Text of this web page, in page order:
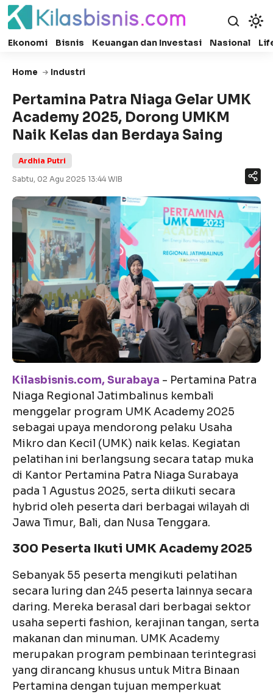
Ekonomi Bisnis Keuangan dan Investasi Nasional
Home Industri
Pertamina Patra Niaga Gelar UMK
Academy 2025, Dorong UMKM
Naik Kelas dan Berdaya Saing
Ardhia Putri
Sabtu, 02 Agu 2025 13:44 WIB
Kilasbisnis.com, Surabaya - Pertamina Patra
Niaga Regional Jatimbalinus kembali
menggelar program UMK Academy 2025
sebagai upaya mendorong pelaku Usaha
Mikro dan Kecil (UMK) naik kelas. Kegiatan
pelatihan ini berlangsung secara tatap muka
di Kantor Pertamina Patra Niaga Surabaya
pada 1 Agustus 2025, serta diikuti secara
hybrid oleh peserta dari berbagai wilayah di
Jawa Timur, Bali, dan Nusa Tenggara.
300 Peserta Ikuti UMK Academy 2025
Sebanyak 55 peserta mengikuti pelatihan
secara luring dan 245 peserta lainnya secara
daring. Mereka berasal dari berbagai sektor
usaha seperti fashion, kerajinan tangan, serta
makanan dan minuman. UMK Academy
merupakan program pembinaan terintegrasi
yang dirancang khusus untuk Mitra Binaan
Pertamina dengan tujuan memperkuat